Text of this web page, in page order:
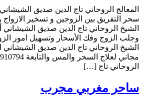
المعالج الروحاني تاج الدين صديق
الشيخ الروحاني تاج الدين صديق
الشيخ الروحاني تاج الدين صديق
الروحاني تاج […]
ساحر مغربي مجرب